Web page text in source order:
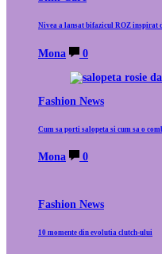
Nivea a lansat bifazicul ROZ inspirat
Mona 0
Fashion News
Cum sa porti salopeta si cum sa o
Mona 0
Fashion News
10 momente din evolutia clutch-ului